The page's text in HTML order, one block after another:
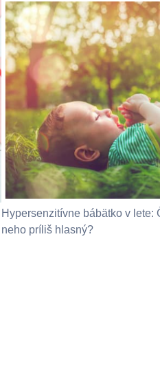
Hypersenzitívne bábätko v lete:
neho príliš hlasný?